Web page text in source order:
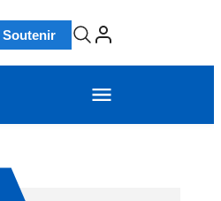
Soutenir